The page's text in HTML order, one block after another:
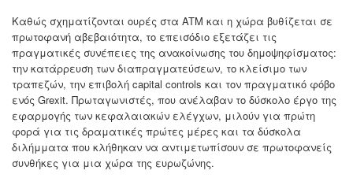
Καθώς σχηματίζονται ουρές στα ATM και η χώρα βυθίζεται σε
πρωτοφανή αβεβαιότητα, το επεισόδιο εξετάζει τις
πραγματικές συνέπειες της ανακοίνωσης του δημοψηφίσματος:
την κατάρρευση των διαπραγματεύσεων, το κλείσιμο των
τραπεζών, την επιβολή capital controls και τον πραγματικό φόβο
ενός Grexit. Πρωταγωνιστές, που ανέλαβαν το δύσκολο έργο της
εφαρμογής των κεφαλαιακών ελέγχων, μιλούν για πρώτη
φορά για τις δραματικές πρώτες μέρες και τα δύσκολα
διλήμματα που κλήθηκαν να αντιμετωπίσουν σε πρωτοφανείς
συνθήκες για μια χώρα της ευρωζώνης.